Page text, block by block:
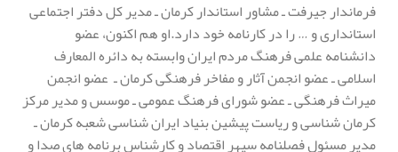
فرماندار جیرفت ـ مشاور استاندار کرمان ـ مدیر کل دفتر اجتماعی
استانداری و … را در کارنامه خود دارد.او هم اکنون، عضو
دانشنامه علمی فرهنگ مردم ایران وابسته به دائره المعارف
اسلامی ـ عضو انجمن آثار و مفاخر فرهنگی کرمان ـ عضو انجمن
میراث فرهنگی ـ عضو شورای فرهنگ عمومی ـ موسس و مدیر مرکز
کرمان شناسی و ریاست پیشین بنیاد ایران شناسی شعبه کرمان ـ
مدیر مسئول فصلنامه سپهر اقتصاد و کارشناس برنامه های صدا و